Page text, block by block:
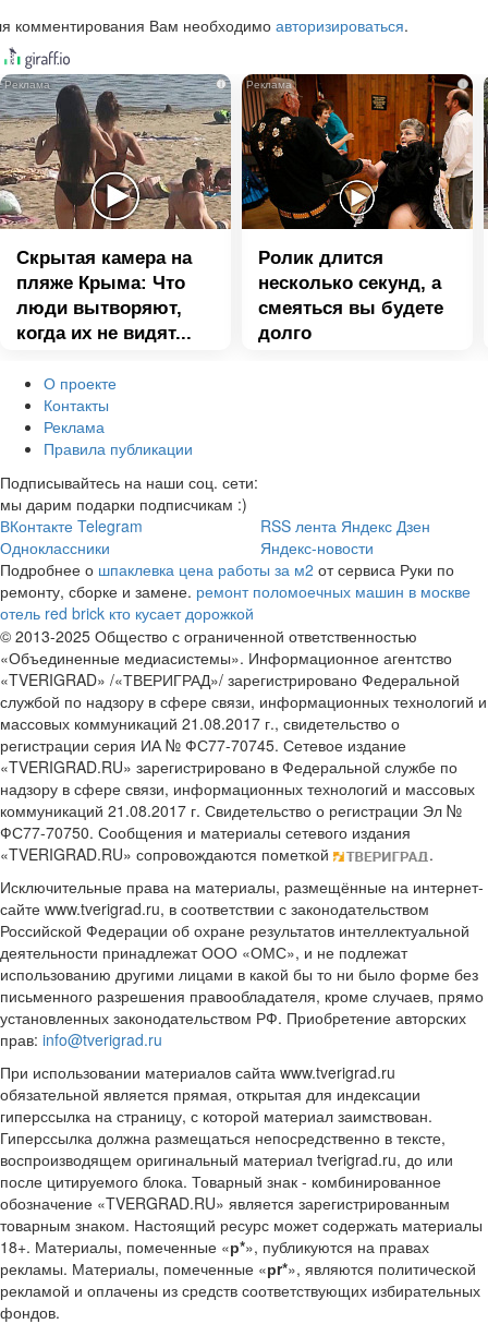
комментирования Вам необходимо авторизироваться.
i
Скрытая камера на
пляже Крыма: Что
люди вытворяют,
когда их не видят...
i
Ролик длится
несколько секунд, а
смеяться вы будете
долго
О проекте
Контакты
Реклама
Правила публикации
Подписывайтесь на наши соц. сети:
мы дарим подарки подписчикам :)
ВКонтакте Telegram
Одноклассники
RSS лента Яндекс Дзен
Яндекс-новости
Подробнее о шпаклевка цена работы за м2 от сервиса Руки по
ремонту, сборке и замене. ремонт поломоечных машин в москве
отель red brick кто кусает дорожкой
© 2013-2025 Общество с ограниченной ответственностью
«Объединенные медиасистемы». Информационное агентство
«TVERIGRAD» /«ТВЕРИГРАД»/ зарегистрировано Федеральной
службой по надзору в сфере связи, информационных технологий и
массовых коммуникаций 21.08.2017 г., свидетельство о
регистрации серия ИА № ФС77-70745. Сетевое издание
«TVERIGRAD.RU» зарегистрировано в Федеральной службе по
надзору в сфере связи, информационных технологий и массовых
коммуникаций 21.08.2017 г. Свидетельство о регистрации Эл №
ФС77-70750. Сообщения и материалы сетевого издания
«TVERIGRAD.RU» сопровождаются пометкой
.
Исключительные права на материалы, размещённые на интернет-
сайте www.tverigrad.ru, в соответствии с законодательством
Российской Федерации об охране результатов интеллектуальной
деятельности принадлежат ООО «ОМС», и не подлежат
использованию другими лицами в какой бы то ни было форме без
письменного разрешения правообладателя, кроме случаев, прямо
установленных законодательством РФ. Приобретение авторских
прав: info@tverigrad.ru
При использовании материалов сайта www.tverigrad.ru
обязательной является прямая, открытая для индексации
гиперссылка на страницу, с которой материал заимствован.
Гиперссылка должна размещаться непосредственно в тексте,
воспроизводящем оригинальный материал tverigrad.ru, до или
после цитируемого блока. Товарный знак - комбинированное
обозначение «TVERGRAD.RU» является зарегистрированным
товарным знаком. Настоящий ресурс может содержать материалы
18+. Материалы, помеченные «р*», публикуются на правах
рекламы. Материалы, помеченные «рr*», являются политической
рекламой и оплачены из средств соответствующих избирательных
фондов.